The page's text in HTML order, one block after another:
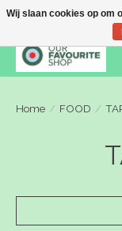
Home / FOOD /
Wij slaan cookies op om